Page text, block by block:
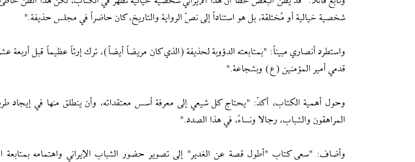
شخصية خيالية أو مُختلقة، بل هو استناداً إلى نصّ الرواية والتاريخ، كان حاضراً في مجلس حذيفة."
واستطرد أنصاري مبيناً: "بمتابعته الدؤوبة لحذيفة (الذي كان مريضاً أيضاً)، ترك إرثاً عظيماً قبل أربعة
قدمي أمير المؤمنين (ع) وبشجاعة."
وحول أهمية الكتاب، أكدّ: "يحتاج كل شيعي إلى معرفة أسس معتقداته، وأن ينطلق منها في إيجاد
المراهقون والشباب، رجالا ونساءً، في هذا الصدد."
وأضاف: "سعى كتاب "أطول قصة عن الغدير" إلى تصوير حضور الشباب الإيراني واهتمامه بمتابعة